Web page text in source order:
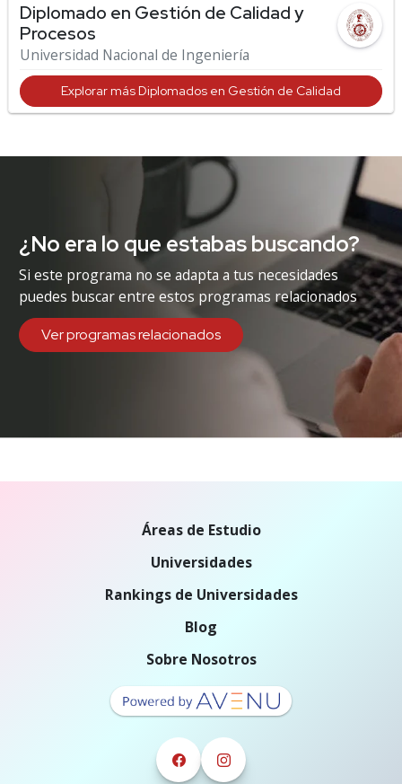
Diplomado en Gestión de Calidad y
Procesos
Universidad Nacional de Ingeniería
Explorar más Diplomados en Gestión de Calidad
¿No era lo que estabas buscando?
Si este programa no se adapta a tus necesidades
puedes buscar entre estos programas relacionados
Ver programas relacionados
Áreas de Estudio
Universidades
Rankings de Universidades
Blog
Sobre Nosotros